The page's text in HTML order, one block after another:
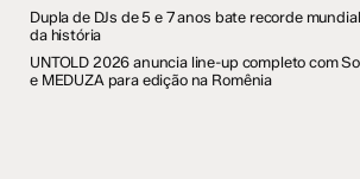
Dupla de DJs de 5 e 7 anos bate recorde
da história
UNTOLD 2026 anuncia line-up completo com
e MEDUZA para edição na Romênia